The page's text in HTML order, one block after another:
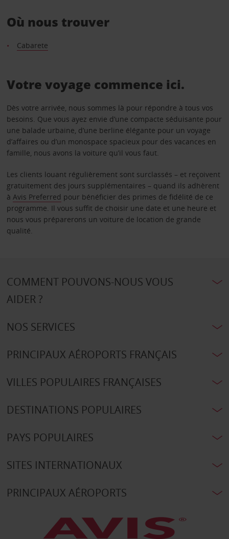
Où nous trouver
Cabarete
Votre voyage commence ici.
Dès votre arrivée, nous sommes là pour répondre à tous vos
besoins. Que vous ayez envie d’une compacte séduisante pour
une balade urbaine, d’une berline élégante pour un voyage
d’affaires ou d’un monospace spacieux pour des vacances en
famille, nous avons la voiture qu’il vous faut.
Les clients louant régulièrement sont surclassés – et reçoivent
gratuitement des jours supplémentaires – quand ils adhèrent
à Avis Preferred pour bénéficier des primes de fidélité de ce
programme. Il vous suffit de choisir une date et une heure et
nous vous préparerons un voiture de location de grande
qualité.
COMMENT POUVONS-NOUS VOUS
AIDER ?
NOS SERVICES
PRINCIPAUX AÉROPORTS FRANÇAIS
VILLES POPULAIRES FRANÇAISES
DESTINATIONS POPULAIRES
PAYS POPULAIRES
SITES INTERNATIONAUX
PRINCIPAUX AÉROPORTS